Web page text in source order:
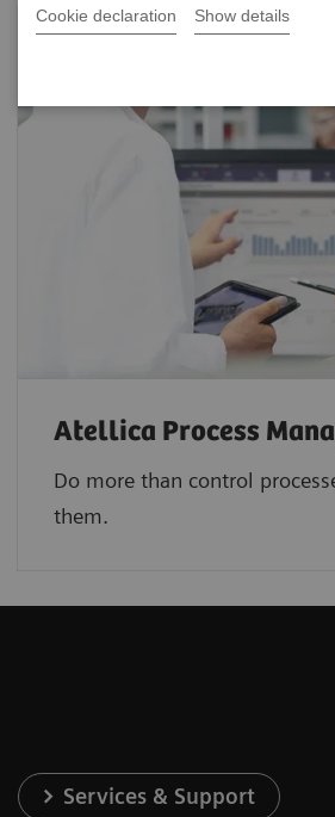
Cookie declaration Show details
Atellica Process
Do more than control
them.
Services & Support